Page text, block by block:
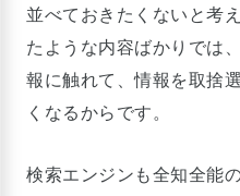
並べておきたくないと考
たような内容ばかりでは
報に触れて、情報を取捨
くなるからです。
検索エンジンも全知全能